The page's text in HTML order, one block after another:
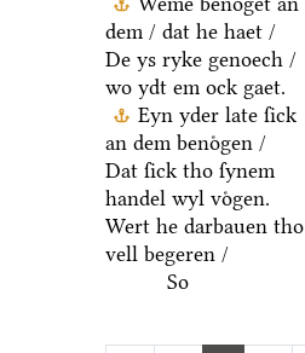
dem / dat he haet /
De ys ryke genoech /
wo ydt em ock gaet.
Eyn yder late ſick
an dem benoͤgen /
Dat ſick tho ſynem
handel wyl voͤgen.
Wert he darbauen tho
vell begeren /
So